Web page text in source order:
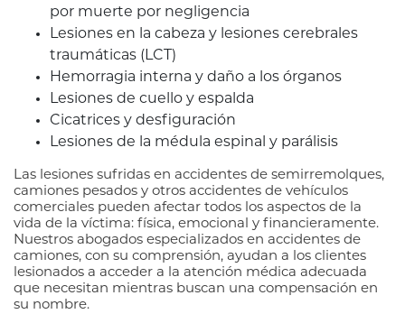
por muerte por negligencia
Lesiones en la cabeza y lesiones cerebrales
traumáticas (LCT)
Hemorragia interna y daño a los órganos
Lesiones de cuello y espalda
Cicatrices y desfiguración
Lesiones de la médula espinal y parálisis
Las lesiones sufridas en accidentes de semirremolques,
camiones pesados y otros accidentes de vehículos
comerciales pueden afectar todos los aspectos de la
vida de la víctima: física, emocional y financieramente.
Nuestros abogados especializados en accidentes de
camiones, con su comprensión, ayudan a los clientes
lesionados a acceder a la atención médica adecuada
que necesitan mientras buscan una compensación en
su nombre.